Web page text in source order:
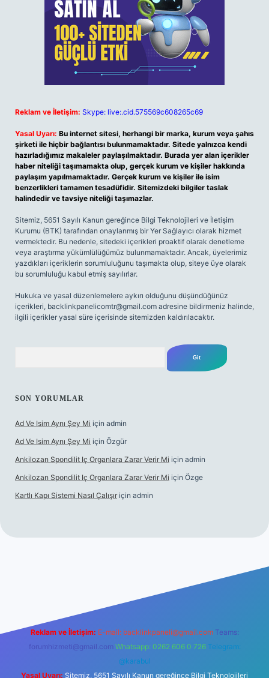
Reklam ve İletişim: Skype: live:.cid.575569c608265c69
Yasal Uyarı: Bu internet sitesi, herhangi bir marka, kurum veya şahıs
şirketi ile hiçbir bağlantısı bulunmamaktadır. Sitede yalnızca kendi
hazırladığımız makaleler paylaşılmaktadır. Burada yer alan içerikler
haber niteliği taşımamakta olup, gerçek kurum ve kişiler hakkında
paylaşım yapılmamaktadır. Gerçek kurum ve kişiler ile isim
benzerlikleri tamamen tesadüfidir. Sitemizdeki bilgiler taslak
halindedir ve tavsiye niteliği taşımazlar.
Sitemiz, 5651 Sayılı Kanun gereğince Bilgi Teknolojileri ve İletişim
Kurumu (BTK) tarafından onaylanmış bir Yer Sağlayıcı olarak hizmet
vermektedir. Bu nedenle, sitedeki içerikleri proaktif olarak denetleme
veya araştırma yükümlülüğümüz bulunmamaktadır. Ancak, üyelerimiz
yazdıkları içeriklerin sorumluluğunu taşımakta olup, siteye üye olarak
bu sorumluluğu kabul etmiş sayılırlar.
Hukuka ve yasal düzenlemelere aykırı olduğunu düşündüğünüz
içerikleri, backlinkpanelicomtr@gmail.com adresine bildirmeniz halinde,
ilgili içerikler yasal süre içerisinde sitemizden kaldırılacaktır.
SON YORUMLAR
Ad Ve Isim Aynı Şey Mi için admin
Ad Ve Isim Aynı Şey Mi için Özgür
Ankilozan Spondilit Iç Organlara Zarar Verir Mi için admin
Ankilozan Spondilit Iç Organlara Zarar Verir Mi için Özge
Kartlı Kapı Sistemi Nasıl Çalışır için admin
Reklam ve İletişim: E-mail: backlinkpaneli@gmail.com Teams:
forumhizmeti@gmail.com Whatsapp: 0262 606 0 726 Telegram:
@karabul
Yasal Uyarı: Sitemiz, 5651 Sayılı Kanun gereğince Bilgi Teknolojileri